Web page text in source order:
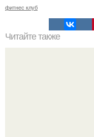
фитнес клуб
Читайте также